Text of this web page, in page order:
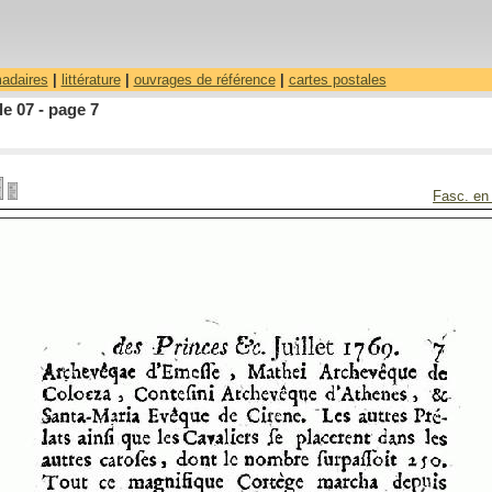
littérature| ouvrages de référence| cartes postales
07 - page 7
Fasc.